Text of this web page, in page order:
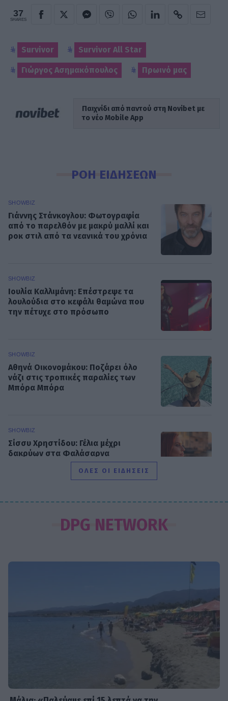
37
SHARES
Survivor Survivor All Star
Γιώργος Ασημακόπουλος Πρωινό μας
Παιχνίδι από παντού στη Novibet με
το νέο Mobile App
ΡΟΗ ΕΙΔΗΣΕΩΝ
SHOWBIZ
Γιάννης Στάνκογλου: Φωτογραφία
από το παρελθόν με μακρύ μαλλί και
ροκ στιλ από τα νεανικά του χρόνια
SHOWBIZ
Ιουλία Καλλιμάνη: Επέστρεψε τα
λουλούδια στο κεφάλι θαμώνα που
την πέτυχε στο πρόσωπο
SHOWBIZ
Αθηνά Οικονομάκου: Ποζάρει όλο
νάζι στις τροπικές παραλίες των
Μπόρα Μπόρα
SHOWBIZ
Σίσσυ Χρηστίδου: Γέλια μέχρι
δακρύων στα Φαλάσαρνα
Κατερίνα Σαβράνη: Επιστρέφει στην
τηλεόραση μετά από χρόνια - Σε
πάνω σε σκάφος και «ανάβει»
φωτιές στο Instagram!
Bachelor... χρυσή στο bodybuilding
ΟΛΕΣ ΟΙ ΕΙΔΗΣΕΙΣ
DPG NETWORK